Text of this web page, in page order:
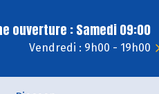
ouverture : Samedi 09:00
Vendredi : 9h00 - 19h00